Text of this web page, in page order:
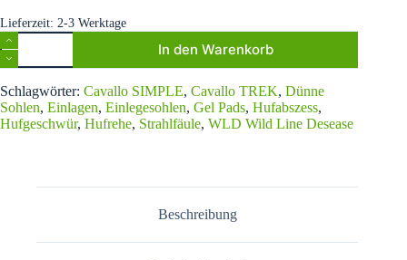
Lieferzeit: 2-3 Werktage
Cavallo
Support
Pads
Menge
In den Warenkorb
l
t
e
Schlagwörter: Cavallo SIMPLE, Cavallo TREK, Dünne
Sohlen, Einlagen, Einlegesohlen, Gel Pads, Hufabszess,
Hufgeschwür, Hufrehe, Strahlfäule, WLD Wild Line Desease
Beschreibung